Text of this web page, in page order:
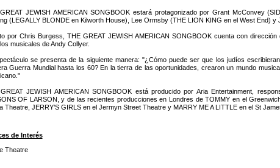
JEWISH AMERICAN SONGBOOK estará protagonizado por Grant McConvey
(LEGALLY BLONDE en Kilworth House), Lee Ormsby (THE LION KING en el West End) y
por Chris Burgess, THE GREAT JEWISH AMERICAN SONGBOOK cuenta con
musicales de Andy Collyer.
se presenta de la siguiente manera: "¿Cómo puede ser que los judíos
Guerra Mundial hasta los 60? En la tierra de las oportunidades, crearon un mundo
JEWISH AMERICAN SONGBOOK está producido por Aria Entertainment,
OF LARSON, y de las recientes producciones en Londres de TOMMY en el
Theatre, JERRY’S GIRLS en el Jermyn Street Theatre y MARRY ME A LITTLE en el St
de Interés
Theatre